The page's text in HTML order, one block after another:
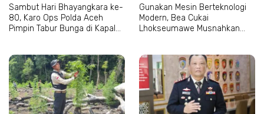
Sambut Hari Bhayangkara ke-
80, Karo Ops Polda Aceh
Pimpin Tabur Bunga di Kapal
Gunakan Mesin Berteknologi
Modern, Bea Cukai
Lhokseumawe Musnahkan